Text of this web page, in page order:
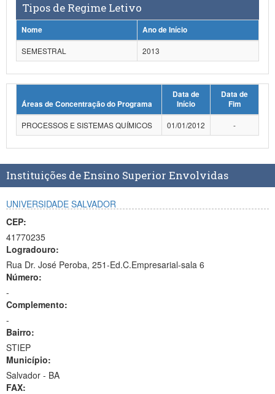
Secretaria de Governo
Gabinete de Segurança Institucional
Banco Central do Brasil
Planalto
Tipos de Regime Letivo
Nome
Ano de Início
SEMESTRAL
2013
Áreas de Concentração do Programa
Data de
Início
Data de
Fim
PROCESSOS E SISTEMAS QUÍMICOS
01/01/2012 -
Instituições de Ensino Superior Envolvidas
UNIVERSIDADE SALVADOR
CEP:
41770235
Logradouro:
Rua Dr. José Peroba, 251-Ed.C.Empresarial-sala 6
Número:
-
Complemento:
-
Bairro:
STIEP
Município:
Salvador - BA
FAX: